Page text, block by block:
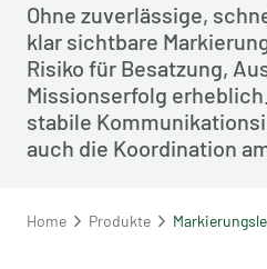
Ohne zuverlässige,
klar sichtbare
Risiko für Besatzung,
Missionserfolg
stabile
auch die Koordination
Home Produkte